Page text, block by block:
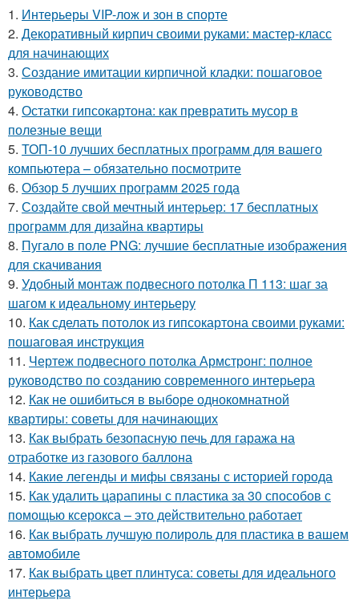
1. Интерьеры VIP-лож и зон в спорте
2. Декоративный кирпич своими руками: мастер-класс
для начинающих
3. Создание имитации кирпичной кладки: пошаговое
руководство
4. Остатки гипсокартона: как превратить мусор в
полезные вещи
5. ТОП-10 лучших бесплатных программ для вашего
компьютера – обязательно посмотрите
6. Обзор 5 лучших программ 2025 года
7. Создайте свой мечтный интерьер: 17 бесплатных
программ для дизайна квартиры
8. Пугало в поле PNG: лучшие бесплатные изображения
для скачивания
9. Удобный монтаж подвесного потолка П 113: шаг за
шагом к идеальному интерьеру
10. Как сделать потолок из гипсокартона своими руками:
пошаговая инструкция
11. Чертеж подвесного потолка Армстронг: полное
руководство по созданию современного интерьера
12. Как не ошибиться в выборе однокомнатной
квартиры: советы для начинающих
13. Как выбрать безопасную печь для гаража на
отработке из газового баллона
14. Какие легенды и мифы связаны с историей города
15. Как удалить царапины с пластика за 30 способов с
помощью ксерокса – это действительно работает
16. Как выбрать лучшую полироль для пластика в вашем
автомобиле
17. Как выбрать цвет плинтуса: советы для идеального
интерьера